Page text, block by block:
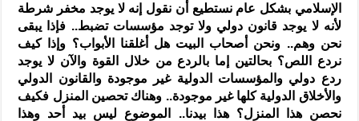
الإسلامي بشكل عام نستطيع أن نقول إنه لا يوجد مخفر شرطة
لأنه لا يوجد قانون دولي ولا توجد مؤسسات تضبط.. فإذا يبقى
نحن وهم.. ونحن أصحاب البيت هل أغلقنا الأبواب؟ وإذا كيف
نردع اللص؟ بحالتين إما بالردع من خلال القوة والآن لا يوجد
ردع دولي والمؤسسات الدولية غير موجودة والقانون الدولي
والأخلاق الدولية كلها غير موجودة.. وهناك تحصين المنزل فكيف
نحصن هذا المنزل؟ هذا بيدنا.. الموضوع ليس بيد أحد وهذا